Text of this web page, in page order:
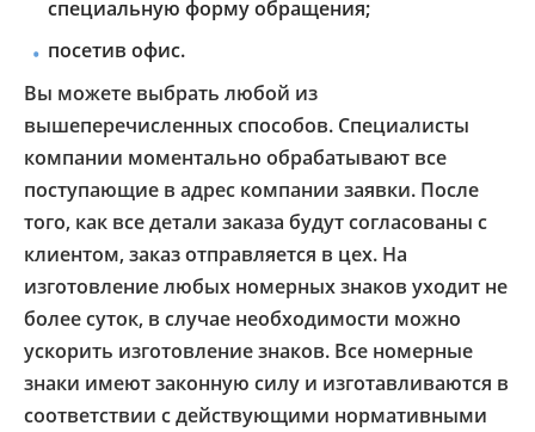
специальную форму обращения;
посетив офис.
Вы можете выбрать любой из
вышеперечисленных способов. Специалисты
компании моментально обрабатывают все
поступающие в адрес компании заявки. После
того, как все детали заказа будут согласованы с
клиентом, заказ отправляется в цех. На
изготовление любых номерных знаков уходит не
более суток, в случае необходимости можно
ускорить изготовление знаков. Все номерные
знаки имеют законную силу и изготавливаются в
соответствии с действующими нормативными